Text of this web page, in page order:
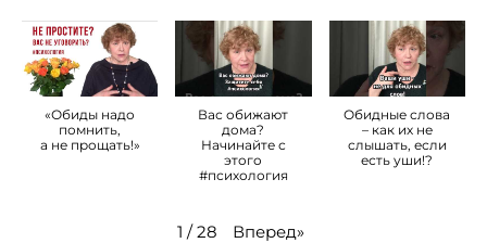
«Обиды надо
помнить,
а не прощать!»
Вас обижают
дома?
Начинайте с
этого
#психология
Обидные слова
– как их не
слышать, если
есть уши!?
1 / 28 Вперед»